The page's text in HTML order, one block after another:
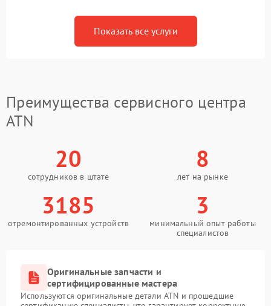
Показать все услуги
Преимущества сервисного центра
ATN
20
сотрудников в штате
8
лет на рынке
3185
отремонтированных устройств
3
минимальный опыт работы
специалистов
Оригинальные запчасти и
сертифицированные мастера
Используются оригинальные детали ATN и прошедшие